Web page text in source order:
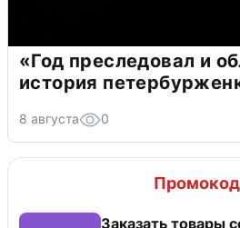
«Год преследовал и
история
8 августа 0
Заказать товары